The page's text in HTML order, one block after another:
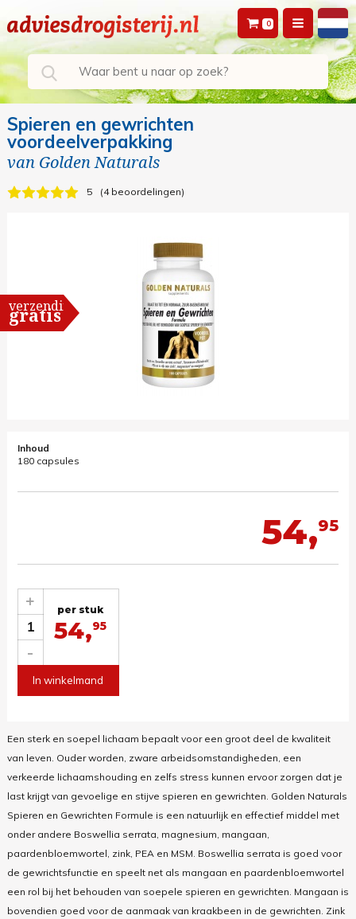
0
Spieren en gewrichten
voordeelverpakking
van Golden Naturals
5 4 beoordelingen
verzending
gratis
Inhoud
180 capsules
54,95
1
-
+ per stuk
54,95
In winkelmand
Een sterk en soepel lichaam bepaalt voor een groot deel de kwaliteit
van leven. Ouder worden, zware arbeidsomstandigheden, een
verkeerde lichaamshouding en zelfs stress kunnen ervoor zorgen dat je
last krijgt van gevoelige en stijve spieren en gewrichten. Golden Naturals
Spieren en Gewrichten Formule is een natuurlijk en effectief middel met
onder andere Boswellia serrata, magnesium, mangaan,
paardenbloemwortel, zink, PEA en MSM. Boswellia serrata is goed voor
de gewrichtsfunctie en speelt net als mangaan en paardenbloemwortel
een rol bij het behouden van soepele spieren en gewrichten. Mangaan is
bovendien goed voor de aanmaak van kraakbeen in de gewrichten. Zink